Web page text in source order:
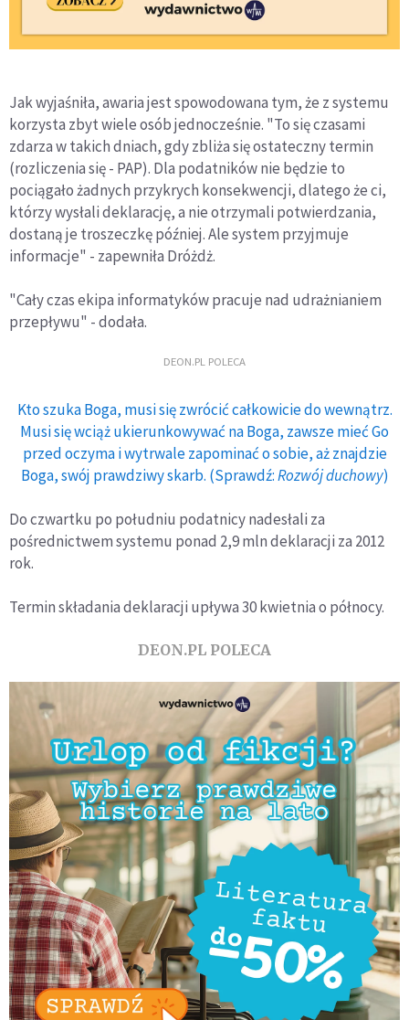
Jak wyjaśniła, awaria jest spowodowana tym, że z systemu
korzysta zbyt wiele osób jednocześnie. "To się czasami
zdarza w takich dniach, gdy zbliża się ostateczny termin
(rozliczenia się - PAP). Dla podatników nie będzie to
pociągało żadnych przykrych konsekwencji, dlatego że ci,
którzy wysłali deklarację, a nie otrzymali potwierdzania,
dostaną je troszeczkę później. Ale system przyjmuje
informacje" - zapewniła Dróżdż.
"Cały czas ekipa informatyków pracuje nad udrażnianiem
przepływu" - dodała.
DEON.PL POLECA
Kto szuka Boga, musi się zwrócić całkowicie do wewnątrz.
Musi się wciąż ukierunkowywać na Boga, zawsze mieć Go
przed oczyma i wytrwale zapominać o sobie, aż znajdzie
Boga, swój prawdziwy skarb. (Sprawdź:Rozwój duchowy)
Do czwartku po południu podatnicy nadesłali za
pośrednictwem systemu ponad 2,9 mln deklaracji za 2012
rok.
Termin składania deklaracji upływa 30 kwietnia o północy.
DEON.PL POLECA